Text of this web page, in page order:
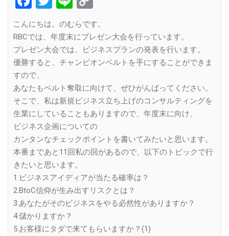
Link
こんにちは。のむらです。
RBCでは、年度末にプレゼン大会を行っています。
プレゼン大会では、ビジネスプランの発表を行います。
優勝すると、チャンピオンベルトを手にすることができま
すので、
あなたもベルト奪取に向けて、ぜひがんばってください。
そこで、私は新規ビジネス立ち上げのコンサルティングを
生業にしていることもありますので、年度末に向け、
ビジネス企画についての
カンタンなチェックポイントを書いてみたいと思います。
本番まであと11回私の回があるので、以下のトピックで行
きたいと思います。
1.ビジネスアイディアが当たる確率は？
2.BtoC信仰が生み出すリスクとは？
3.あなたがそのビジネスをやる必然性がありますか？
4.儲かりますか？
5.お客様にタダで来てもらいますか？(1)